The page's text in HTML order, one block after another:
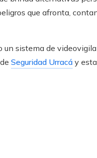
que afronta,
sistema de
Seguridad Urracá y